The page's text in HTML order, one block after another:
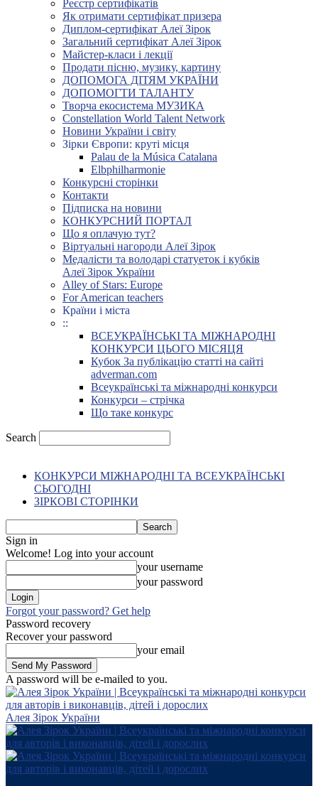
Реєстр сертифікатів
Як отримати сертифікат призера
Диплом-сертифікат Алеї Зірок
Загальний сертифікат Алеї Зірок
Майстер-класи і лекції
Продати пісню, музику, картину
ДОПОМОГА ДІТЯМ УКРАЇНИ
ДОПОМОГТИ ТАЛАНТУ
Творча екосистема МУЗИКА
Constellation World Talent Network
Новини України і світу
Зірки Європи: круті місця
Palau de la Música Catalana
Elbphilharmonie
Конкурсні сторінки
Контакти
Підписка на новини
КОНКУРСНИЙ ПОРТАЛ
Що я оплачую тут?
Віртуальні нагороди Алеї Зірок
Медалісти та володарі статуеток і кубків
Алеї Зірок України
Alley of Stars: Europe
For American teachers
Країни і міста
::
ВСЕУКРАЇНСЬКІ ТА МІЖНАРОДНІ
КОНКУРСИ ЦЬОГО МІСЯЦЯ
Кубок За публікацію статті на сайті
adverman.com
Всеукраїнські та міжнародні конкурси
Конкурси – стрічка
Що таке конкурс
Search
КОНКУРСИ МІЖНАРОДНІ ТА ВСЕУКРАЇНСЬКІ
СЬОГОДНІ
ЗІРКОВІ СТОРІНКИ
Sign in
Welcome! Log into your account
your username
your password
Forgot your password? Get help
Password recovery
Recover your password
your email
A password will be e-mailed to you.
Алея Зірок України